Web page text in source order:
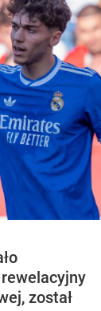
rewelacyjny
został